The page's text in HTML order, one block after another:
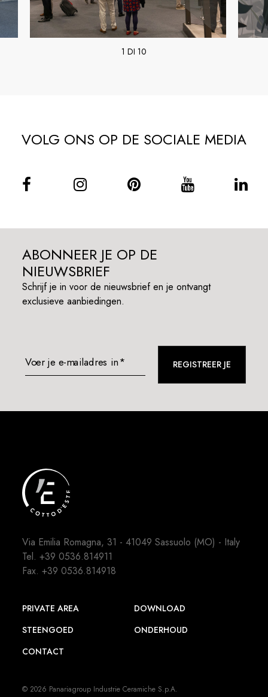
1 DI 10
VOLG ONS OP DE SOCIALE MEDIA
ABONNEER JE OP DE
NIEUWSBRIEF
Schrijf je in voor de nieuwsbrief en je ontvangt
exclusieve aanbiedingen.
Voer je e-mailadres in* REGISTREER JE
Via Emilia Romagna, 31 - 41049 Sassuolo (MO) - Italy
Tel.+39 0536.814911
Fax. +39 0536.814918
PRIVATE AREA
DOWNLOAD
STEENGOED
ONDERHOUD
CONTACT
© 2026 Panariagroup Industrie Ceramiche S.p.A.